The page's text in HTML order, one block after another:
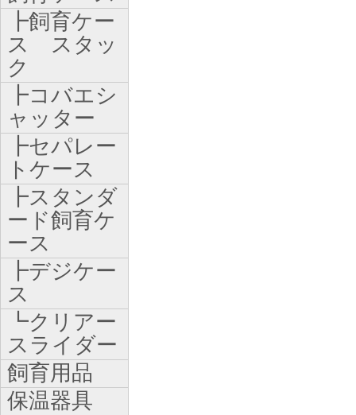
┣飼育ケー
ス スタッ
ク
┣コバエシ
ャッター
┣セパレー
トケース
┣スタンダ
ード飼育ケ
ース
┣デジケー
ス
┗クリアー
スライダー
飼育用品
保温器具